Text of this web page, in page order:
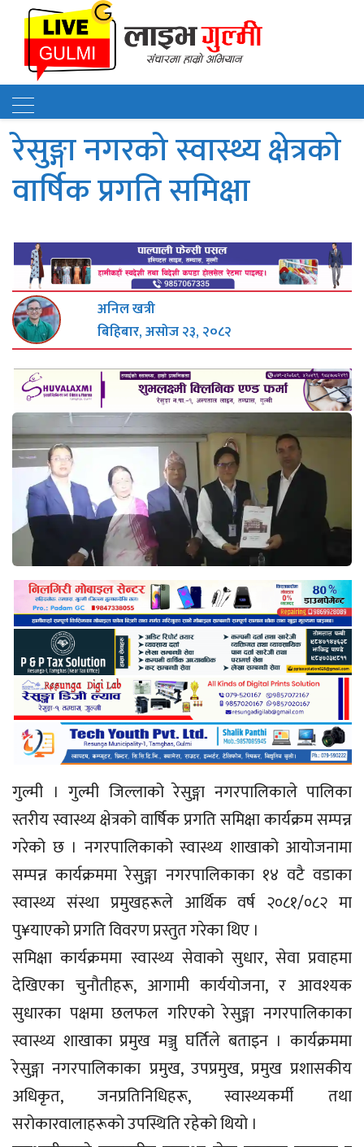
रेसुङ्गा नगरको स्वास्थ्य क्षेत्रको
वार्षिक प्रगति समिक्षा
अनिल खत्री
बिहिबार, असोज २३, २०८२
गुल्मी । गुल्मी जिल्लाको रेसुङ्गा नगरपालिकाले पालिका
स्तरीय स्वास्थ्य क्षेत्रको वार्षिक प्रगति समिक्षा कार्यक्रम सम्पन्न
गरेको छ । नगरपालिकाको स्वास्थ्य शाखाको आयोजनामा
सम्पन्न कार्यक्रममा रेसुङ्गा नगरपालिकाका १४ वटै वडाका
स्वास्थ्य संस्था प्रमुखहरूले आर्थिक वर्ष २०८१/०८२ मा
पु¥याएको प्रगति विवरण प्रस्तुत गरेका थिए ।
समिक्षा कार्यक्रममा स्वास्थ्य सेवाको सुधार, सेवा प्रवाहमा
देखिएका चुनौतीहरू, आगामी कार्ययोजना, र आवश्यक
सुधारका पक्षमा छलफल गरिएको रेसुङ्गा नगरपालिकाका
स्वास्थ्य शाखाका प्रमुख मञ्जु घर्तिले बताइन । कार्यक्रममा
रेसुङ्गा नगरपालिकाका प्रमुख, उपप्रमुख, प्रमुख प्रशासकीय
अधिकृत, जनप्रतिनिधिहरू, स्वास्थ्यकर्मी तथा
सरोकारवालाहरूको उपस्थिति रहेको थियो ।